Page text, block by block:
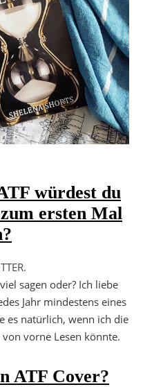
würdest du
ersten Mal
sagen oder? Ich liebe
Jahr mindestens eines
es natürlich, wenn ich die
vorne Lesen könnte.
ATF Cover?